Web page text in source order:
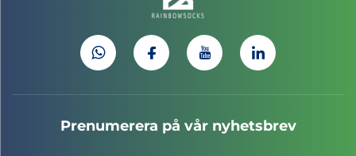
Prenumerera på vår nyhetsbrev